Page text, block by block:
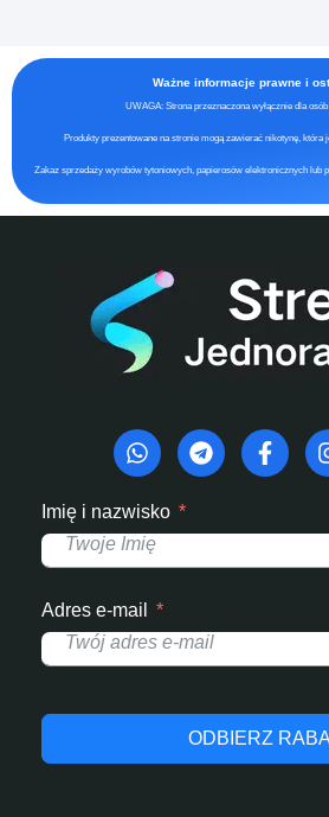
Ważne informacje prawne i
UWAGA: Strona przeznaczona wyłącznie dla
Produkty prezentowane na stronie mogą zawierać nikotynę, która
Zakaz sprzedaży wyrobów tytoniowych, papierosów elektronicznych lub
Imię i nazwisko
Adres e-mail
ODBIERZ